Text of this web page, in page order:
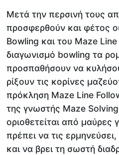
Μετά την περσινή τους
προσφερθούν και φέτος
Bowling και του Maze
διαγωνισμό bowling τα
προσπαθήσουν να
ρίξουν τις κορίνες
πρόκληση Maze Line
της γνωστής Maze
οριοθετείται από μαύρες
πρέπει να τις
και να βρει τη σωστή